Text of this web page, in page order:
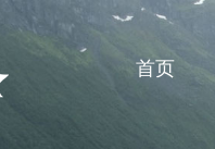
首页